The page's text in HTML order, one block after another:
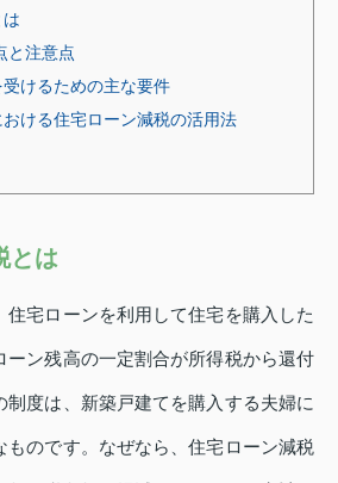
は
と注意点
受けるための主な要件
おける住宅ローン減税の活用法
とは
住宅ローンを利用して住宅を購入した
ーン残高の一定割合が所得税から還付
制度は、新築戸建てを購入する夫婦に
ものです。なぜなら、住宅ローン減税